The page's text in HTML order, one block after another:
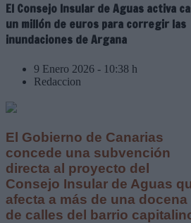
El Consejo Insular de Aguas activa
un millón de euros para corregir las
inundaciones de Argana
9 Enero 2026 - 10:38 h
Redaccion
El Gobierno de Canarias
concede una subvención
directa al proyecto del
Consejo Insular de Aguas
afecta a más de una docena
de calles del barrio